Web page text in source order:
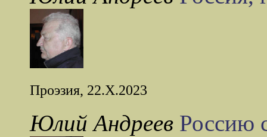
Проэзия, 22.X.2023
Юлий Андреев Россию